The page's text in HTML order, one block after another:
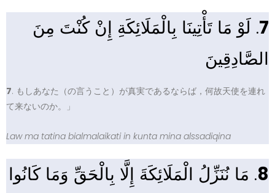
7. لَوْ مَا تَأْتِينَا بِالْمَلَائِكَةِ إِنْ كُنْتَ مِنَ
الصَّادِقِينَ
7. もしあなた（の言うこと）が真実であるならば，何故天使を連れ
て来ないのか。」
Law ma tatina bialmalaikati in kunta mina alssadiqina
8. مَا نُنَزِّلُ الْمَلَائِكَةَ إِلَّا بِالْحَقِّ وَمَا كَانُوا